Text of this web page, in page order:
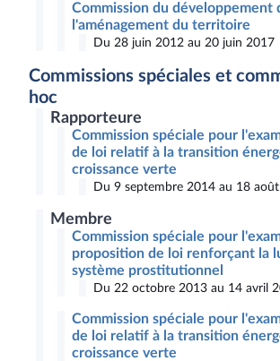
Commission du développement
l'aménagement du territoire
Du 28 juin 2012 au 20 juin 2017
Commissions spéciales et
hoc
Rapporteure
Commission spéciale pour
de loi relatif à la transition
croissance verte
Du 9 septembre 2014 au 18
Membre
Commission spéciale pour
proposition de loi renforçant la
système prostitutionnel
Du 22 octobre 2013 au 14 avril
Commission spéciale pour
de loi relatif à la transition
croissance verte